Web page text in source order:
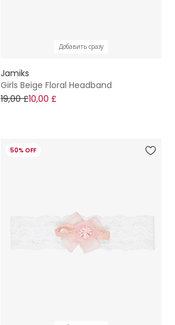
Добавить сразу
Jamiks
Girls Beige Floral Headband
19,00 £10,00 £
50% OFF